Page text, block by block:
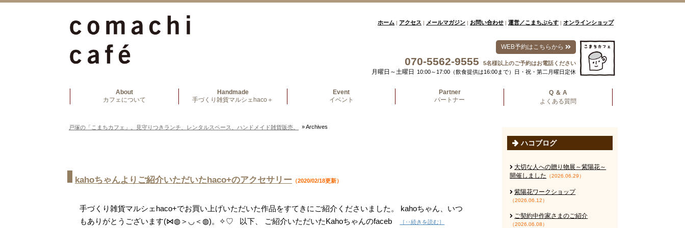
ホーム | アクセス | メールマガジン | お問い合わせ | 運営／こまちぷらす | オンラインショップ
WEB予約はこちらから
070-5562-9555 5名様以上のご予約はお電話ください
月曜日～土曜日 10:00～17:00（飲食提供は16:00まで）日・祝・第二月曜日定休
About
カフェについて
Handmade
手づくり雑貨マルシェhaco＋
Event
イベント
Partner
パートナー
Q ＆ A
よくある質問
戸塚の「こまちカフェ」。見守りつきランチ、レンタルスペース、ハンドメイド雑貨販売。 » Archives
kahoちゃんよりご紹介いただいたhaco+のアクセサリー （2020/02/18更新）
手づくり雑貨マルシェhaco+でお買い上げいただいた作品をすてきにご紹介くださいました。 kahoちゃん、いつ
もありがとうございます(⋈◍＞◡＜◍)。✧♡ 以下、 ご紹介いただいたKahoちゃんのfaceb
［‥続きを読む］
ハコブログ
大切な人への贈り物展～紫陽花～
開催しました
（2026.06.29）
紫陽花ワークショップ
（2026.06.12）
ご契約中作家さまのご紹介
（2026.06.08）